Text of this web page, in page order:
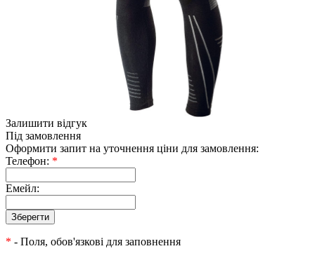
Залишити відгук
Під замовлення
Оформити запит на уточнення ціни для замовлення:
Телефон: *
Емейл:
* - Поля, обов'язкові для заповнення